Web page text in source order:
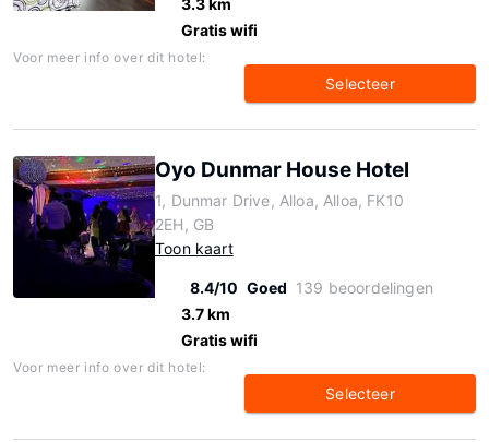
3.3 km
Gratis wifi
Voor meer info over dit hotel:
Selecteer
Oyo Dunmar House Hotel
1, Dunmar Drive, Alloa, Alloa, FK10
2EH, GB
Toon kaart
8.4/10 Goed 139 beoordelingen
3.7 km
Gratis wifi
Voor meer info over dit hotel:
Selecteer